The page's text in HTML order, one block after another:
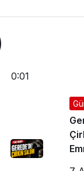
0:01